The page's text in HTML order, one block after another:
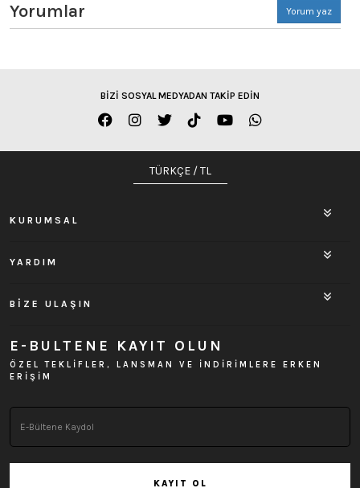
Yorumlar Yorum yaz
BİZİ SOSYAL MEDYADAN TAKİP EDİN
TÜRKÇE / TL
KURUMSAL
YARDIM
BİZE ULAŞIN
E-BULTENE KAYIT OLUN
ÖZEL TEKLİFLER, LANSMAN VE İNDİRİMLERE ERKEN
ERİŞİM
KAYIT OL